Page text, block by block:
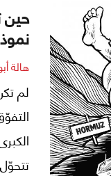
حين
هالة
لم